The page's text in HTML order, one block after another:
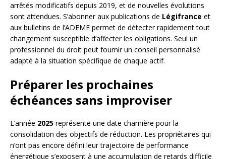
arrêtés modificatifs depuis 2019, et de nouvelles évolutions
sont attendues. S’abonner aux publications de Légifrance et
aux bulletins de l’ADEME permet de détecter rapidement tout
changement susceptible d’affecter les obligations. Seul un
professionnel du droit peut fournir un conseil personnalisé
adapté à la situation spécifique de chaque actif.
Préparer les prochaines
échéances sans improviser
L’année 2025 représente une date charnière pour la
consolidation des objectifs de réduction. Les propriétaires qui
n’ont pas encore défini leur trajectoire de performance
énergétique s’exposent à une accumulation de retards difficile